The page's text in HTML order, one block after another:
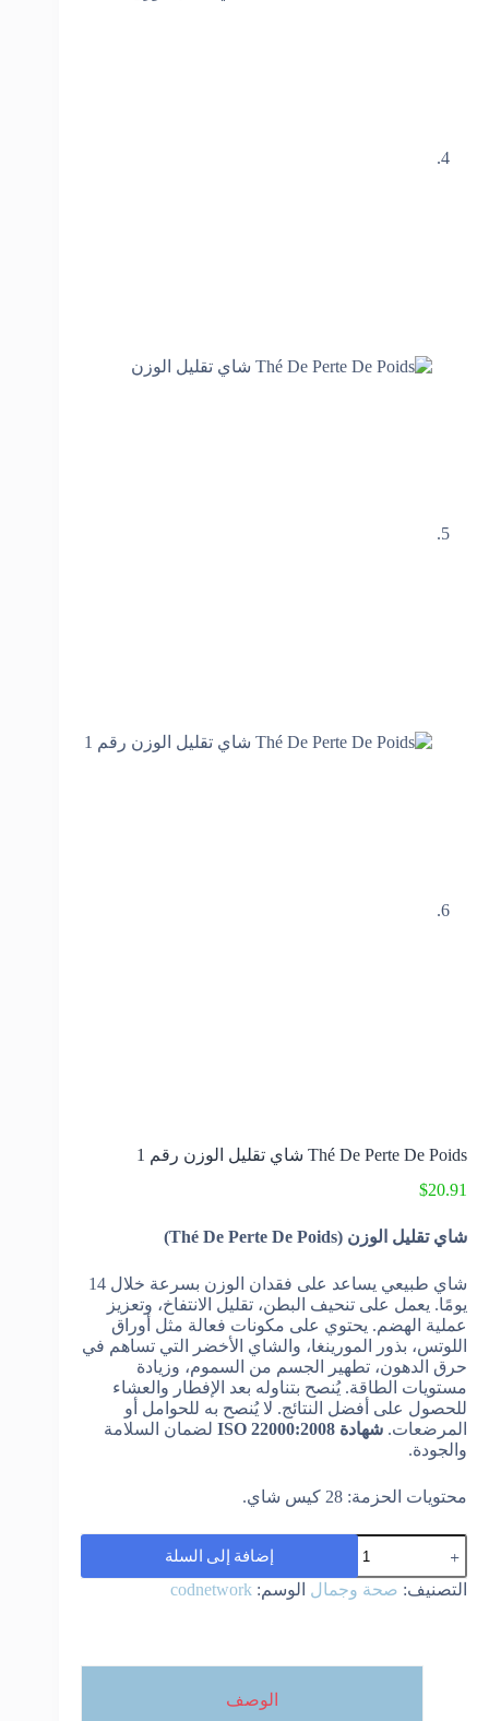
Thé De Perte De Poids شاي تقليل الوزن رقم 1
$20.91
شاي تقليل الوزن (Thé De Perte De Poids)
شاي طبيعي يساعد على فقدان الوزن بسرعة خلال 14
يومًا. يعمل على تنحيف البطن، تقليل الانتفاخ، وتعزيز
عملية الهضم. يحتوي على مكونات فعالة مثل أوراق
اللوتس، بذور المورينغا، والشاي الأخضر التي تساهم في
حرق الدهون، تطهير الجسم من السموم، وزيادة
مستويات الطاقة. يُنصح بتناوله بعد الإفطار والعشاء
للحصول على أفضل النتائج. لا يُنصح به للحوامل أو
المرضعات. شهادة ISO 22000:2008
لضمان السلامة
والجودة.
محتويات الحزمة: 28 كيس شاي.
كمية
Thé
De
Perte
إضافة إلى السلة
التصنيف: صحة وجمال الوسم: codnetwork
الوصف